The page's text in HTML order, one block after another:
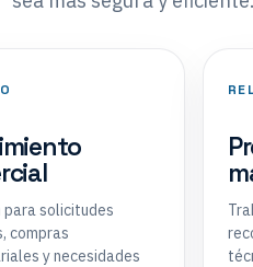
para solicitudes
compras
y necesidades